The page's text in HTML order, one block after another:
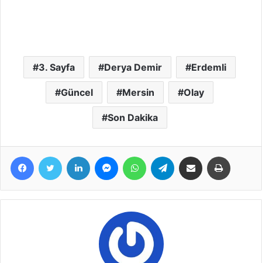
3. Sayfa Derya Demir Erdemli
Güncel Mersin Olay
Son Dakika
FacebookTwitter LinkedIn MessengerWhatsAppTelegram E-Posta ile paylaş